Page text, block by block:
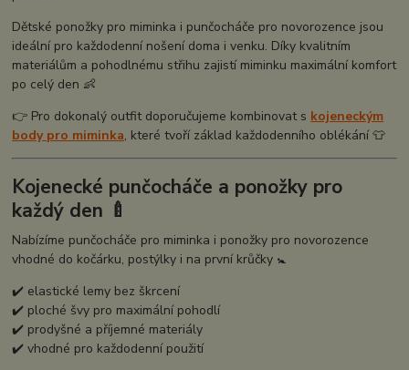
Dětské ponožky pro miminka i punčocháče pro novorozence jsou
ideální pro každodenní nošení doma i venku. Díky kvalitním
materiálům a pohodlnému střihu zajistí miminku maximální komfort
po celý den 👶
👉 Pro dokonalý outfit doporučujeme kombinovat s kojeneckým
body pro miminka, které tvoří základ každodenního oblékání 👕
Kojenecké punčocháče a ponožky pro
každý den 🍼
Nabízíme punčocháče pro miminka i ponožky pro novorozence
vhodné do kočárku, postýlky i na první krůčky 🚼
✔️ elastické lemy bez škrcení
✔️ ploché švy pro maximální pohodlí
✔️ prodyšné a příjemné materiály
✔️ vhodné pro každodenní použití